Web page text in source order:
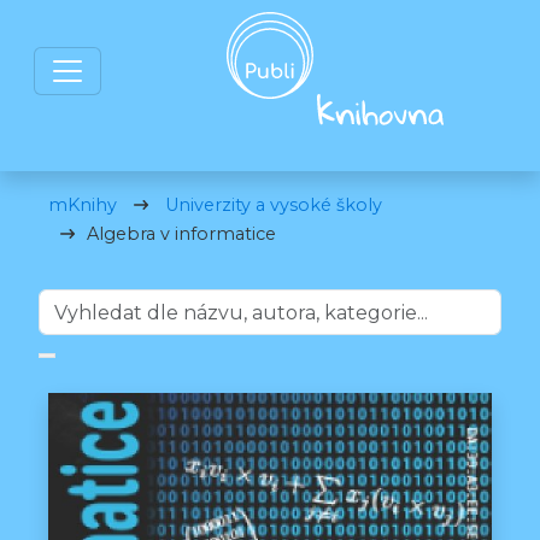
mKnihy
Univerzity a vysoké školy
Algebra v informatice